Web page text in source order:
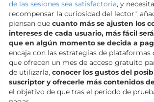
de las sesiones sea satisfactoria, y
recompensar la curiosidad del lector",
piensan que cuanto más se ajusten los
intereses de cada usuario, más fácil
que en algún momento se decida a
encaja con las estrategias de plataformas
que ofrecen un mes de acceso gratuito
de utilizarla, conocer los gustos del
suscriptor y ofrecerle más contenidos
el objetivo de que tras el periodo de